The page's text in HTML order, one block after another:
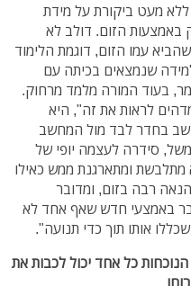
מעט ביקורת על מידת
באמצעות הזום. דולב לא
עמו הזום, דוגמת הלימוד
שנמצאים בכיתה עם
בעוד המורה מלמד מרחוק.
לראות את זה", היא
בחדר לבד מול המחשב
סידרה לעצמה יופי של
ומתארגנת ממש כאילו
רבה בזום, ומדובר
באמצעי חדש שאף אחד לא
אותו תוך כדי תנועה".
כל אחד יכול לכבות את